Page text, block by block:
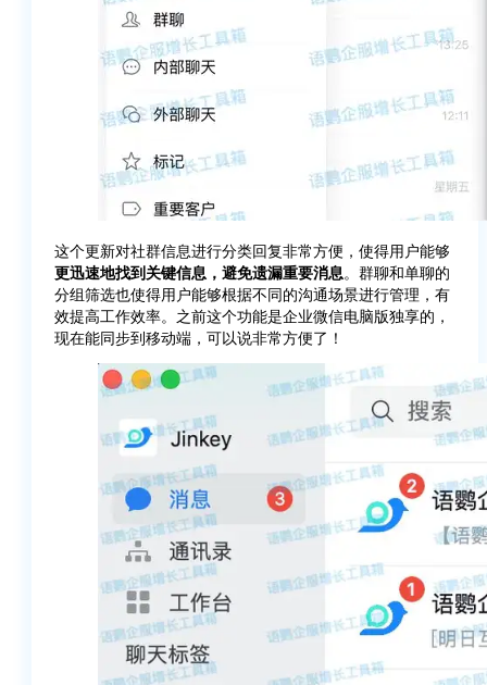
这个更新对社群信息进行分类回复非常方便，使得用户能够
更迅速地找到关键信息，避免遗漏重要消息。群聊和单聊的
分组筛选也使得用户能够根据不同的沟通场景进行管理，有
效提高工作效率。之前这个功能是企业微信电脑版独享的，
现在能同步到移动端，可以说非常方便了！